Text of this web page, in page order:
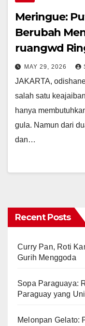
Meringue:
Berubah
ruangwd
MAY 29, 2026
JAKARTA,
salah satu
hanya
gula. Namun dari
dan…
Recent Posts
Curry Pan, Roti
Gurih Menggoda
Sopa Paraguaya:
Paraguay yang
Melonpan Gelato: